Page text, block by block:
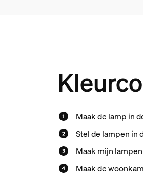
Maak de lamp in
Stel de lampen in
Maak mijn
Maak de